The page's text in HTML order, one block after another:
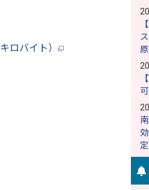
ロバイト）